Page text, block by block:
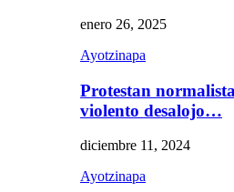
enero 26, 2025
Ayotzinapa
Protestan
violento desalojo…
diciembre 11, 2024
Ayotzinapa